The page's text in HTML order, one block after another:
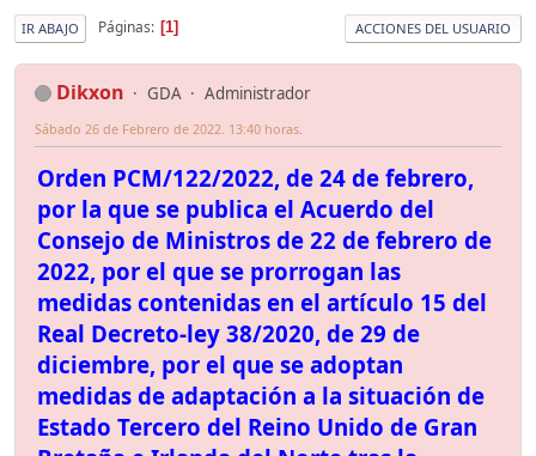
IR ABAJO Páginas 1 ACCIONES DEL USUARIO
Dikxon GDA Administrador
Sábado 26 de Febrero de 2022. 13:40 horas.
Orden PCM/122/2022, de 24 de febrero,
por la que se publica el Acuerdo del
Consejo de Ministros de 22 de febrero de
2022, por el que se prorrogan las
medidas contenidas en el artículo 15 del
Real Decreto-ley 38/2020, de 29 de
diciembre, por el que se adoptan
medidas de adaptación a la situación de
Estado Tercero del Reino Unido de Gran